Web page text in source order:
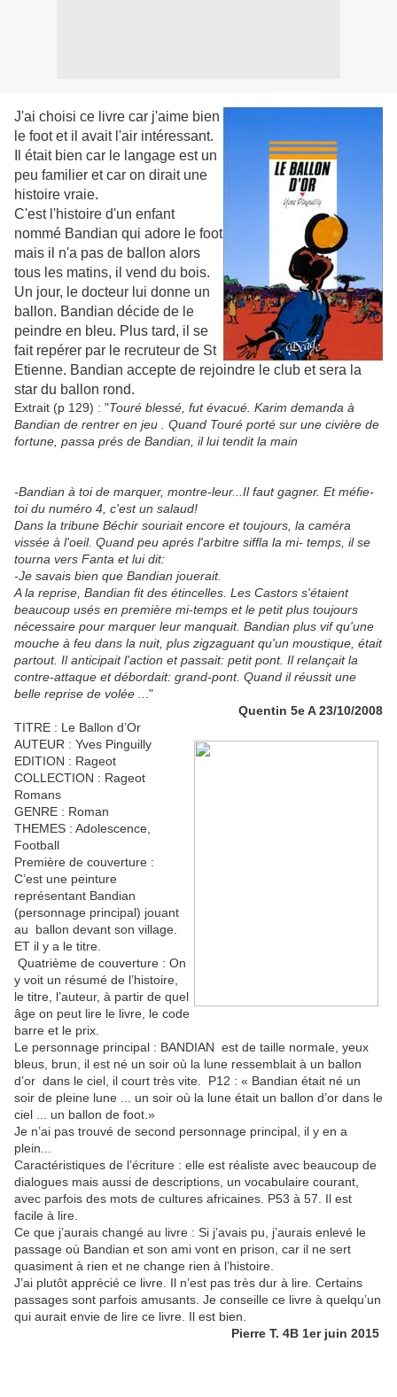
J'ai choisi ce livre car j'aime bien
le foot et il avait l'air intéressant.
Il était bien car le langage est un
peu familier et car on dirait une
histoire vraie.
C'est l'histoire d'un enfant
nommé Bandian qui adore le foot
mais il n'a pas de ballon alors
tous les matins, il vend du bois.
Un jour, le docteur lui donne un
ballon. Bandian décide de le
peindre en bleu. Plus tard, il se
fait repérer par le recruteur de St
Etienne. Bandian accepte de rejoindre le club et sera la
star du ballon rond.
Extrait (p 129) : "Touré blessé, fut évacué. Karim demanda à
Bandian de rentrer en jeu . Quand Touré porté sur une civière de
fortune, passa prés de Bandian, il lui tendit la main
-Bandian à toi de marquer, montre-leur...Il faut gagner. Et méfie-
toi du numéro 4, c'est un salaud!
Dans la tribune Béchir souriait encore et toujours, la caméra
vissée à l'oeil. Quand peu aprés l'arbitre siffla la mi- temps, il se
tourna vers Fanta et lui dit:
-Je savais bien que Bandian jouerait.
A la reprise, Bandian fit des étincelles. Les Castors s'étaient
beaucoup usés en première mi-temps et le petit plus toujours
nécessaire pour marquer leur manquait. Bandian plus vif qu'une
mouche à feu dans la nuit, plus zigzaguant qu'un moustique, était
partout. Il anticipait l'action et passait: petit pont. Il relançait la
contre-attaque et débordait: grand-pont. Quand il réussit une
belle reprise de volée ..
."
Quentin 5e A 23/10/2008
TITRE : Le Ballon d’Or
AUTEUR : Yves Pinguilly
EDITION : Rageot
COLLECTION : Rageot
Romans
GENRE : Roman
THEMES : Adolescence,
Football
Première de couverture :
C’est une peinture
représentant Bandian
(personnage principal) jouant
au ballon devant son village.
ET il y a le titre.
Quatrième de couverture : On
y voit un résumé de l’histoire,
le titre, l’auteur, à partir de quel
âge on peut lire le livre, le code
barre et le prix.
Le personnage principal : BANDIAN est de taille normale, yeux
bleus, brun, il est né un soir où la lune ressemblait à un ballon
d’or dans le ciel, il court très vite. P12 : « Bandian était né un
soir de pleine lune ... un soir où la lune était un ballon d’or dans le
ciel ... un ballon de foot.»
Je n’ai pas trouvé de second personnage principal, il y en a
plein...
Caractéristiques de l’écriture : elle est réaliste avec beaucoup de
dialogues mais aussi de descriptions, un vocabulaire courant,
avec parfois des mots de cultures africaines. P53 à 57. Il est
facile à lire.
Ce que j’aurais changé au livre : Si j’avais pu, j’aurais enlevé le
passage où Bandian et son ami vont en prison, car il ne sert
quasiment à rien et ne change rien à l’histoire.
J’ai plutôt apprécié ce livre. Il n’est pas très dur à lire. Certains
passages sont parfois amusants. Je conseille ce livre à quelqu’un
qui aurait envie de lire ce livre. Il est bien.
Pierre T. 4B 1er juin 2015